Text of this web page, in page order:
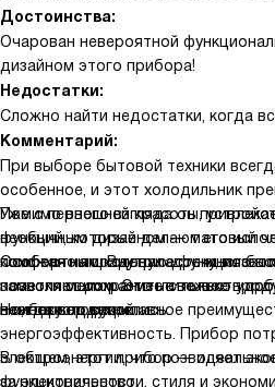
Достоинства:
Очарован невероятной
дизайном этого прибора!
Недостатки:
Сложно найти недостатки, когда
Комментарий:
При выборе бытовой техники
особенное, и этот холодильник
Уже с первого взгляда он
необычным дизайном — матовый
похожая на школьную доску,
заметки мелом. Это не только
в интерьер кухни.
Помимо внешней красоты,
функций, которые делают его
комфортным. Внутри есть много
позволяющих разместить все
всегда под рукой.
Особенно порадовала функция
позволяет сохранить свежесть
немного подогрелись.
Но, безусловно, главное
энергоэффективность. Прибор
электроэнергии, что позволяет
за электричество.
В общем, этот прибор —
функциональности, стиля и